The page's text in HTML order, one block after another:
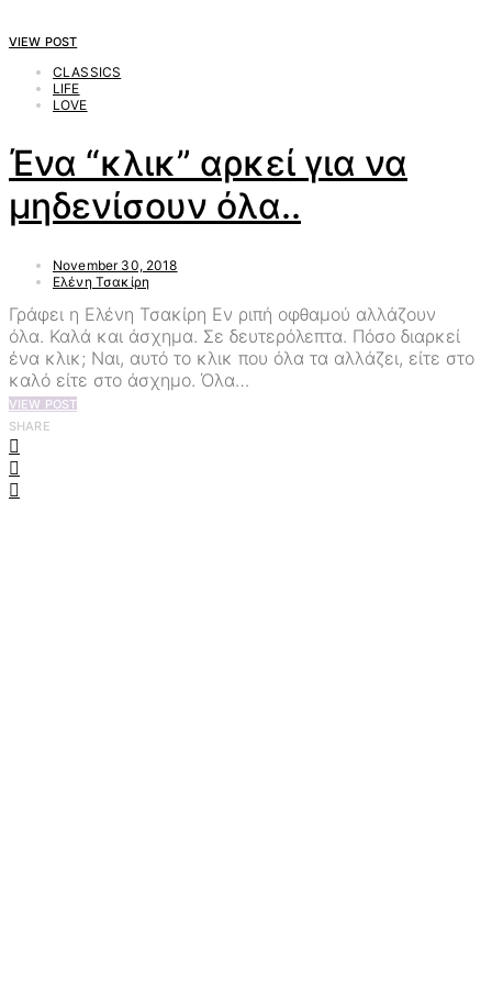
VIEW POST
CLASSICS
LIFE
LOVE
Ένα “κλικ” αρκεί για να
μηδενίσουν όλα..
November 30, 2018
Ελένη Τσακίρη
Γράφει η Ελένη Τσακίρη Εν ριπή οφθαμού αλλάζουν
όλα. Καλά και άσχημα. Σε δευτερόλεπτα. Πόσο διαρκεί
ένα κλικ; Ναι, αυτό το κλικ που όλα τα αλλάζει, είτε στο
καλό είτε στο άσχημο. Όλα…
VIEW POST
SHARE